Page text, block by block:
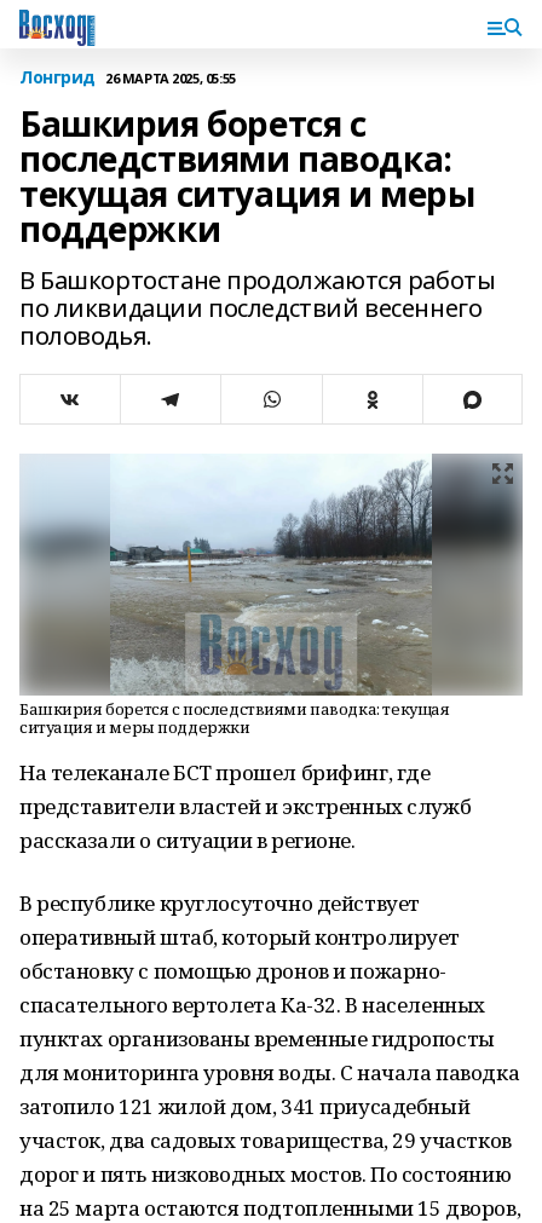
Лонгрид 26 МАРТА 2025, 05:55
Башкирия борется с
последствиями паводка:
текущая ситуация и меры
поддержки
В Башкортостане продолжаются работы
по ликвидации последствий весеннего
половодья.
Башкирия борется с последствиями паводка: текущая
ситуация и меры поддержки
На телеканале БСТ прошел брифинг, где
представители властей и экстренных служб
рассказали о ситуации в регионе.
В республике круглосуточно действует
оперативный штаб, который контролирует
обстановку с помощью дронов и пожарно-
спасательного вертолета Ка-32. В населенных
пунктах организованы временные гидропосты
для мониторинга уровня воды. С начала паводка
затопило 121 жилой дом, 341 приусадебный
участок, два садовых товарищества, 29 участков
дорог и пять низководных мостов. По состоянию
на 25 марта остаются подтопленными 15 дворов,